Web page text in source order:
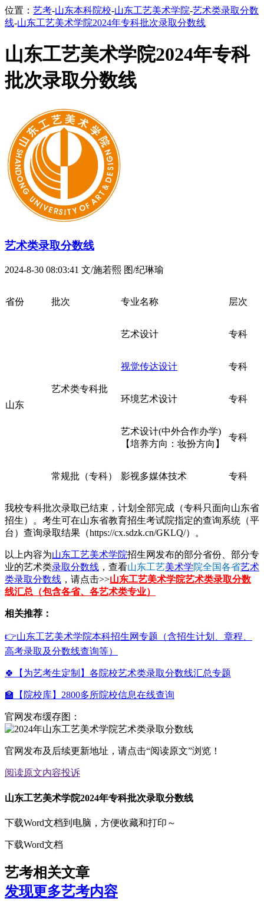
位置： 艺考-山东本科院校-山东工艺美术学院-艺术类录取分数
线-山东工艺美术学院2024年专科批次录取分数线
山东工艺美术学院2024年专科
批次录取分数线
艺术类录取分数线
2024-8-30 08:03:41 文/施若熙 图/纪琳瑜
省份 批次 专业名称 层次
山东
艺术类专科批
艺术设计 专科
视觉传达设计 专科
环境艺术设计 专科
艺术设计(中外合作办学)
【培养方向：妆扮方向】
专科
常规批（专科） 影视多媒体技术 专科
我校专科批次录取已结束，计划全部完成（专科只面向山东省
招生）。考生可在山东省教育招生考试院指定的查询系统（平
台）查询录取结果（https://cx.sdzk.cn/GKLQ/）。
以上内容为山东工艺美术学院招生网发布的部分省份、部分专
业的艺术类录取分数线 ，查看山东工艺美术学院全国各省艺术
类录取分数线 ，请点击>>山东工艺美术学院艺术类录取分数
线汇总（包含各省、各艺术类专业）
相关推荐：
👉山东工艺美术学院本科招生网专题（含招生计划、章程、
高考录取及分数线查询等）
🍀【为艺考生定制】各院校艺术类录取分数线汇总专题
🏫【院校库】2800多所院校信息在线查询
官网发布缓存图：
官网发布及后续更新地址，请点击“阅读原文”浏览！
阅读原文内容投诉
山东工艺美术学院2024年专科批次录取分数线
下载Word文档到电脑，方便收藏和打印～
下载Word文档
艺考相关文章
发现更多艺考内容